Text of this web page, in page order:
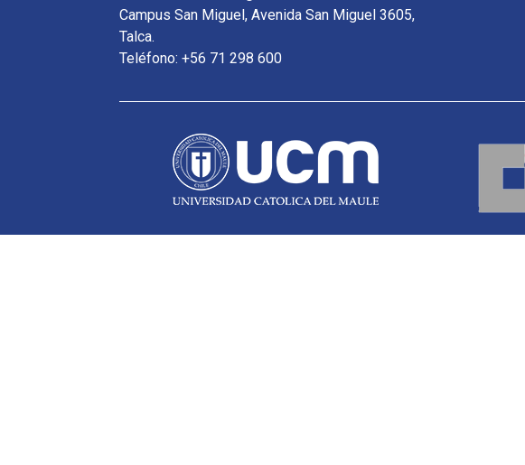
Campus San Miguel, Avenida San Miguel 3605,
Talca.
Teléfono: +56 71 298 600